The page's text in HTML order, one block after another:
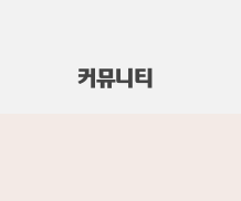
커뮤니티